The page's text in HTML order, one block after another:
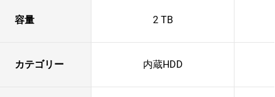
容量 2 TB
カテゴリー 内蔵HDD